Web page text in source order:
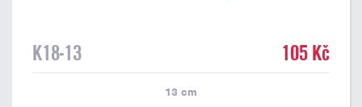
K18-13 105 Kč
13 cm